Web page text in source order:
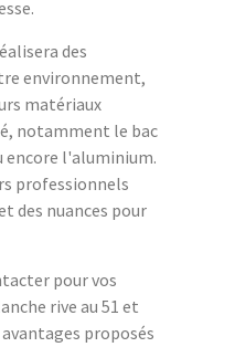
des
environnement,
matériaux
notamment le bac
encore l'aluminium.
professionnels
des nuances pour
pour vos
rive au 51 et
proposés